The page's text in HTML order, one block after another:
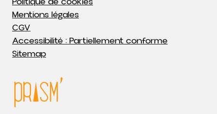
Mentions légales
CGV
Accessibilité : Partiellement conforme
Sitemap